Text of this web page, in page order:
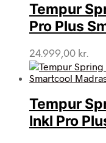
Tempur
Pro Plus
24.999,00 kr.
Tempur
Inkl Pro